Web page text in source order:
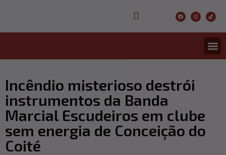
Incêndio misterioso destrói
instrumentos da Banda
Marcial Escudeiros em clube
sem energia de Conceição do
Coité